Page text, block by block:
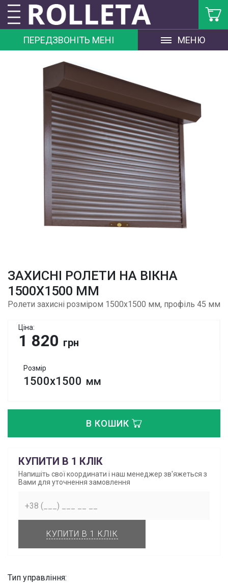
ПЕРЕДЗВОНІТЬ МЕНІ МЕНЮ
ЗАХИСНІ РОЛЕТИ НА ВІКНА
1500Х1500 ММ
Ролети захисні розміром 1500х1500 мм, профіль 45 мм
Ціна:
1 820 грн
Розмір
1500х1500 мм
В КОШИК
КУПИТИ В 1 КЛІК
Напишіть свої координати і наш менеджер зв'яжеться з
Вами для уточнення замовлення
КУПИТИ В 1 КЛІК
Тип управління: